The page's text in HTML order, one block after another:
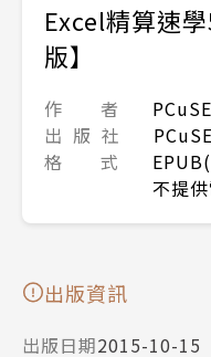
Excel精算速
版】
作 者
出 版 社
格 式
不提
出版資訊
出版日期2015-10-15